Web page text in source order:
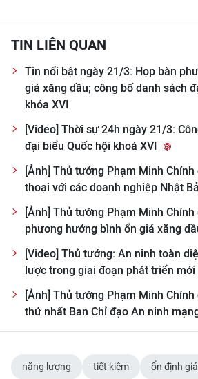
Media Kinh tế
Media Văn hóa
Media Xã hội
Media Pháp luật
Media Du lịch
Media Thế giới
Media Thể thao
Media Giáo dục
Media Y tế
Media Khoa học - Công nghệ
TIN LIÊN QUAN
Tin nổi bật ngày 21/3: Họp bàn
giá xăng dầu; công bố danh sách
khóa XVI
[Video] Thời sự 24h ngày 21/3:
đại biểu Quốc hội khoá XVI
[Ảnh] Thủ tướng Phạm Minh
thoại với các doanh nghiệp Nhật
[Ảnh] Thủ tướng Phạm Minh
phương hướng bình ổn giá xăng
[Video] Thủ tướng: An ninh toàn
lược trong giai đoạn phát triển mới
[Ảnh] Thủ tướng Phạm Minh
thứ nhất Ban Chỉ đạo An ninh
năng lượng tiết kiệm ổn định giá